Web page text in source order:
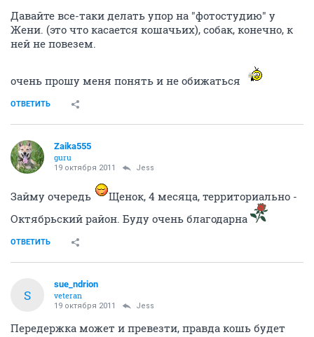
Давайте все-таки делать упор на "фотостудию" у
Жени. (это что касается кошачьих), собак, конечно, к
ней не повезем.
очень прошу меня понять и не обижаться
ОТВЕТИТЬ
Zaika555
guru
19 октября 2011 Jess
Займу очередь
Щенок, 4 месяца, территориально -
Октябрьский район. Буду очень благодарна
ОТВЕТИТЬ
S
sue_ndrion
veteran
19 октября 2011 Jess
Передержка может и превезти, правда кошь будет